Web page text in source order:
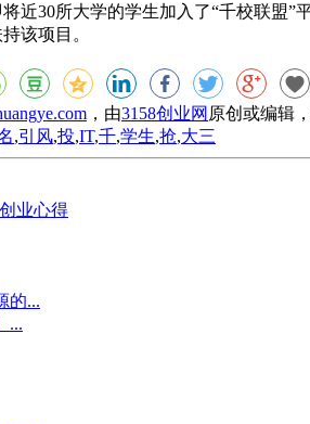
近30所大学的学生加入了“千校联盟
该项目。
，由3158创业网 原创或编辑
,引风,投,IT,千,学生,抢,大三
业心得
的...
...